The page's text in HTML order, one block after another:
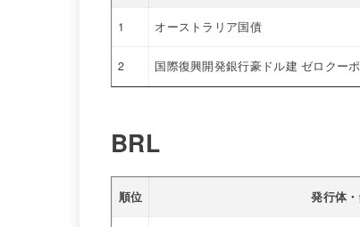
1 オーストラリア国債
2 国際復興開発銀行豪ドル建 ゼロクー
BRL
順位 発行体